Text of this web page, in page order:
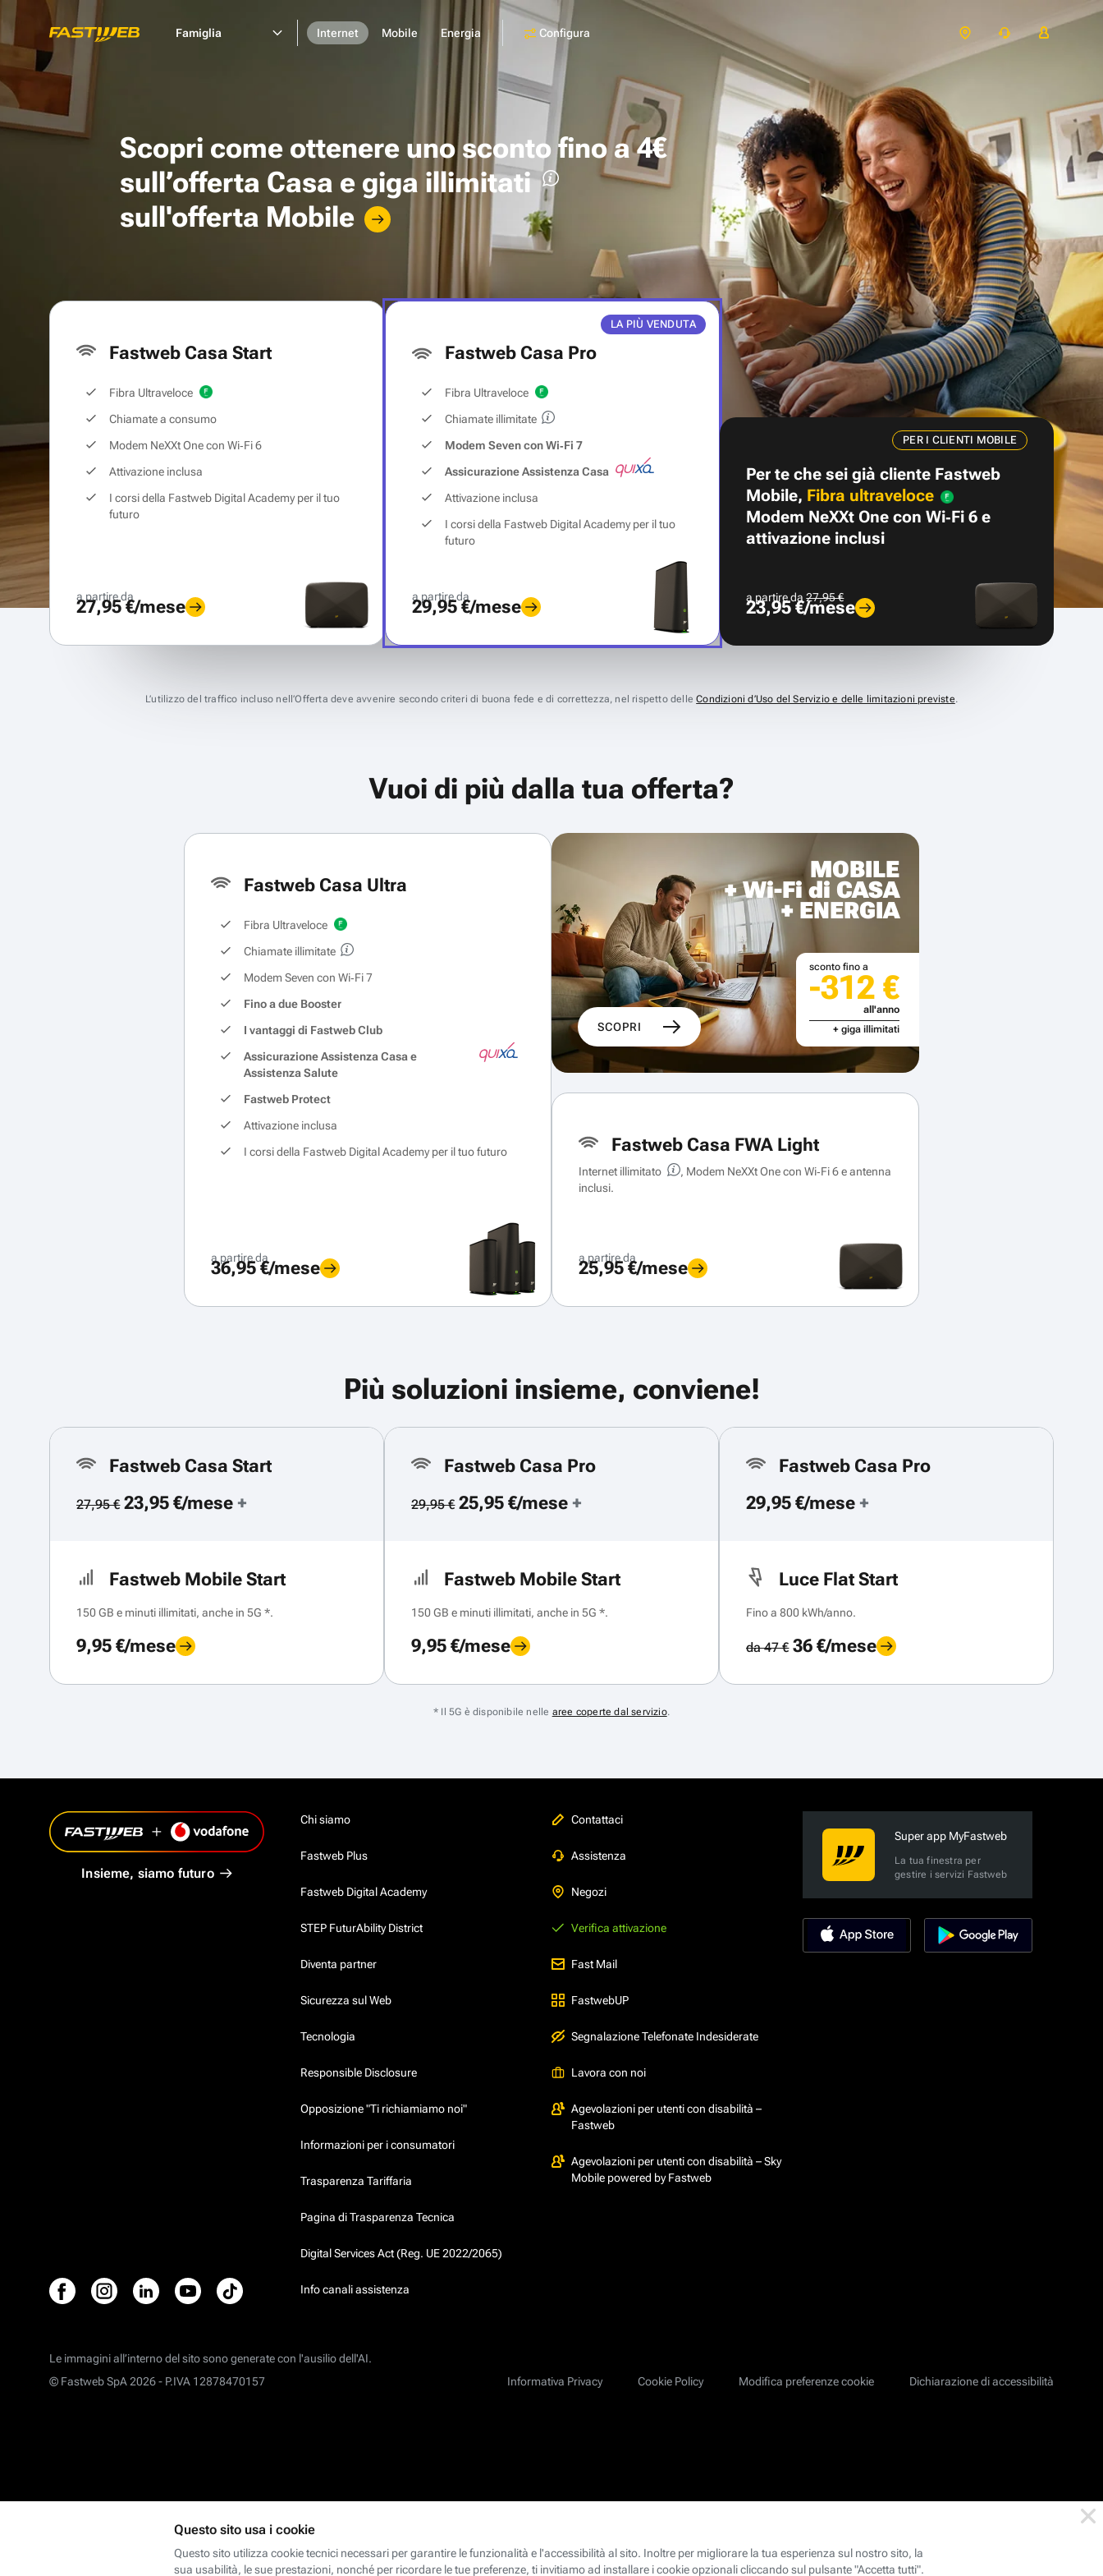
Famiglia Internet Mobile Energia Configura
Scopri come ottenere unosconto fino a 4€
sull’offerta Casa e giga illimitati
sull'offerta Mobile
Fastweb Casa Start
Fibra Ultraveloce
Chiamate a consumo
Modem NeXXt One con Wi‑Fi 6
Attivazione inclusa
I corsi della Fastweb Digital Academy per il tuo
futuro
a partire da
27,95 €/mese
LA PIÙ VENDUTA
Fastweb Casa Pro
Fibra Ultraveloce
Chiamate illimitate
Modem Seven con Wi‑Fi 7
Assicurazione Assistenza Casa
Attivazione inclusa
I corsi della Fastweb Digital Academy per il tuo
futuro
a partire da
29,95 €/mese
PER I CLIENTI MOBILE
Per te che sei già cliente Fastweb
Mobile, Fibra ultraveloce
Modem NeXXt One con Wi‑Fi 6 e
attivazione inclusi
a partire da27,95 €
23,95 €/mese
L’utilizzo del traffico incluso nell’Offerta deve avvenire secondo criteri di buona fede e di correttezza, nel rispetto delleCondizioni d’Uso del Servizio e delle limitazioni previste.
Vuoi di più dalla tua offerta?
Fastweb Casa Ultra
Fibra Ultraveloce
Chiamate illimitate
Modem Seven con Wi‑Fi 7
Fino a due Booster
I vantaggi di Fastweb Club
Assicurazione Assistenza Casa e
Assistenza Salute
Fastweb Protect
Attivazione inclusa
I corsi della Fastweb Digital Academy per il tuo futuro
a partire da
36,95 €/mese
MOBILE
+ Wi-Fi di CASA
+ ENERGIA
SCOPRI
sconto fino a
-312 €
all'anno
+ giga illimitati
Fastweb Casa FWA Light
Internet illimitato
, Modem NeXXt One con Wi‑Fi 6 e antenna
inclusi.
a partire da
25,95 €/mese
Più soluzioni insieme, conviene!
Fastweb Casa Start
27,95 €23,95 €/mese +
Fastweb Mobile Start
150 GB e minuti illimitati, anche in 5G *.
9,95 €/mese
Fastweb Casa Pro
29,95 €25,95 €/mese +
Fastweb Mobile Start
150 GB e minuti illimitati, anche in 5G *.
9,95 €/mese
Fastweb Casa Pro
29,95 €/mese +
Luce Flat Start
Fino a 800 kWh/anno.
da 47 €36 €/mese
* Il 5G è disponibile nelle aree coperte dal servizio.
Insieme, siamo futuro
Chi siamo
Fastweb Plus
Fastweb Digital Academy
STEP FuturAbility District
Diventa partner
Sicurezza sul Web
Tecnologia
Responsible Disclosure
Opposizione "Ti richiamiamo noi"
Informazioni per i consumatori
Trasparenza Tariffaria
Pagina di Trasparenza Tecnica
Digital Services Act (Reg. UE 2022/2065)
Info canali assistenza
Contattaci
Assistenza
Negozi
Verifica attivazione
Fast Mail
FastwebUP
Segnalazione Telefonate Indesiderate
Lavora con noi
Agevolazioni per utenti con disabilità –
Fastweb
Agevolazioni per utenti con disabilità – Sky
Mobile powered by Fastweb
Super app MyFastweb
La tua finestra per
gestire i servizi Fastweb
Le immagini all’interno del sito sono generate con l'ausilio dell'AI.
Informativa Privacy
Cookie Policy Modifica preferenze cookie Dichiarazione di accessibilità
© Fastweb SpA 2026 - P.IVA 12878470157